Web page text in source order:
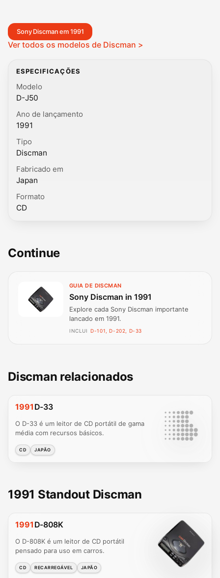
Sony Discman em 1991
Ver todos os modelos de Discman >
ESPECIFICAÇÕES
Modelo
D-J50
Ano de lançamento
1991
Tipo
Discman
Fabricado em
Japan
Formato
CD
Continue
GUIA DE DISCMAN
Sony Discman in 1991
Explore cada Sony Discman importante
lancado em 1991.
INCLUI D-101, D-202, D-33
Discman relacionados
1991 D-33
O D-33 é um leitor de CD portátil de gama
média com recursos básicos.
CD JAPÃO
1991 Standout Discman
1991 D-808K
O D-808K é um leitor de CD portátil
pensado para uso em carros.
CD RECARREGÁVEL JAPÃO